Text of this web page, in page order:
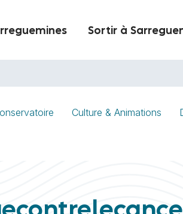
Sortir à
Culture & Animations